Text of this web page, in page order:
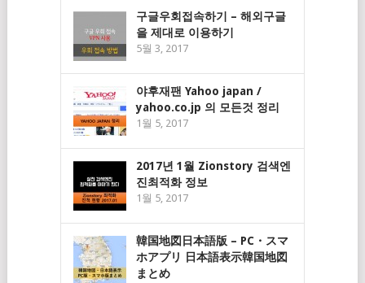
구글우회접속하기 – 해외구글
을 제대로 이용하기
5월 3, 2017
야후재팬 Yahoo japan /
yahoo.co.jp 의 모든것 정리
1월 5, 2017
2017년 1월 Zionstory 검색엔
진최적화 정보
1월 5, 2017
韓国地図日本語版 – PC・スマ
ホアプリ 日本語表示韓国地図
まとめ